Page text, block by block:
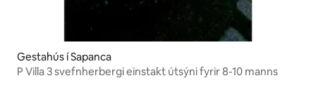
Gestahús í Sapanca
P Villa 3 svefnherbergi einstakt útsýni fyrir 8-10 manns